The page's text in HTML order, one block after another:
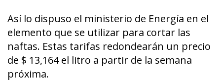
Así lo dispuso el ministerio de Energía en el
elemento que se utilizar para cortar las
naftas. Estas tarifas redondearán un precio
de $ 13,164 el litro a partir de la semana
próxima.